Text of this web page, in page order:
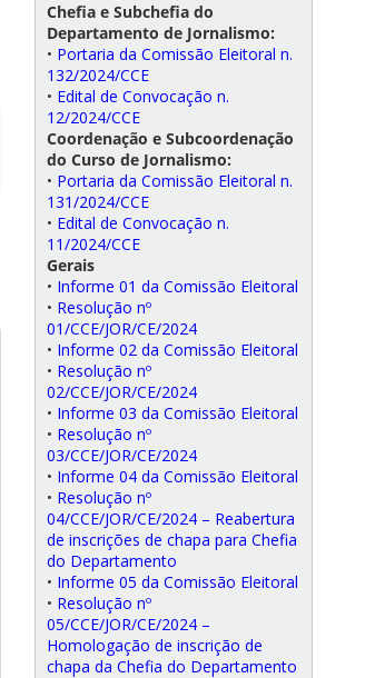
Chefia e Subchefia do
Departamento de Jornalismo:
• Portaria da Comissão Eleitoral n.
132/2024/CCE
• Edital de Convocação n.
12/2024/CCE
Coordenação e Subcoordenação
do Curso de Jornalismo:
• Portaria da Comissão Eleitoral n.
131/2024/CCE
• Edital de Convocação n.
11/2024/CCE
Gerais
• Informe 01 da Comissão Eleitoral
• Resolução nº
01/CCE/JOR/CE/2024
• Informe 02 da Comissão Eleitoral
• Resolução nº
02/CCE/JOR/CE/2024
• Informe 03 da Comissão Eleitoral
• Resolução nº
03/CCE/JOR/CE/2024
• Informe 04 da Comissão Eleitoral
• Resolução nº
04/CCE/JOR/CE/2024 – Reabertura
de inscrições de chapa para Chefia
do Departamento
• Informe 05 da Comissão Eleitoral
• Resolução nº
05/CCE/JOR/CE/2024 –
Homologação de inscrição de
chapa da Chefia do Departamento